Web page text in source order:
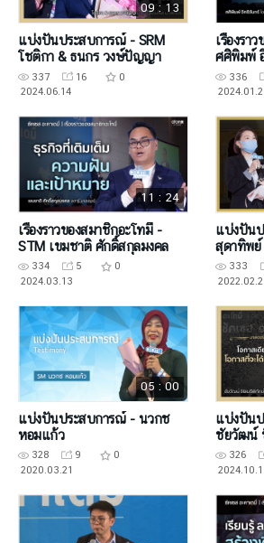
09 : 13
แบ่งปันประสบการณ์ - SRM
โชติกา & ธนกร วงษ์ปัญญา
337 16
0
2024.06.14
เรื่องรา
ศศิพิมพ์
336
11 : 24
เรื่องราวของสมาชิกอะโทมี่ -
STM เขมชาติ ศักดิ์สกุลมงคล
334 5
0
2024.03.13
แบ่งปันป
สุดาทิพ
333
05 : 00
แบ่งปันประสบการณ์ - นวกช
หอมแก้ว
328 9
0
2020.03.21
แบ่งปันป
ชัยวัฒน์
326